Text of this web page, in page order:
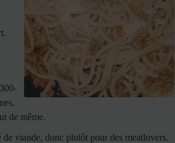
de même.
viande, donc plutôt pour des meatlovers.